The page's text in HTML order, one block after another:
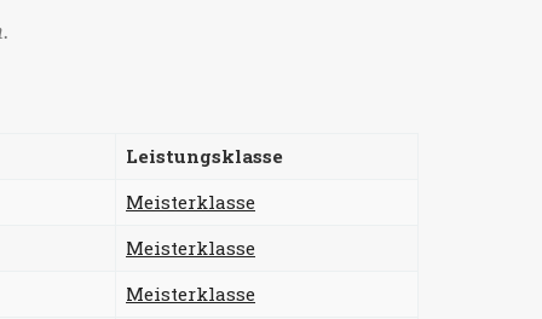
Leistungsklasse
Meisterklasse
Meisterklasse
Meisterklasse